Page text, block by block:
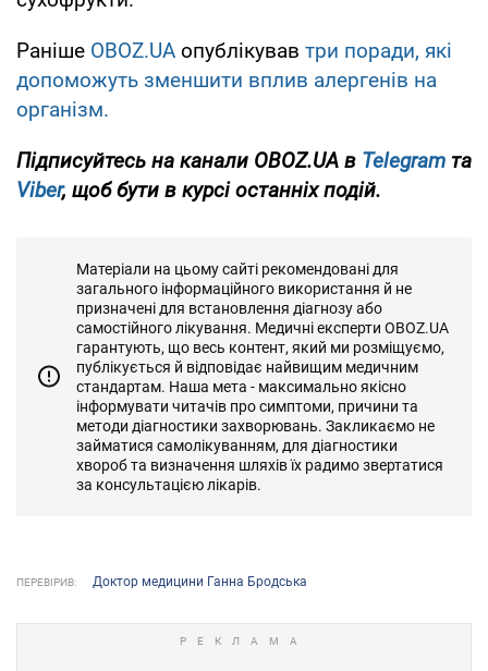
Раніше OBOZ.UA опублікував три поради, які
допоможуть зменшити вплив алергенів на
організм.
Підписуйтесь на канали OBOZ.UA в Telegram та
Viber, щоб бути в курсі останніх подій.
Матеріали на цьому сайті рекомендовані для
загального інформаційного використання й не
призначені для встановлення діагнозу або
самостійного лікування. Медичні експерти OBOZ.UA
гарантують, що весь контент, який ми розміщуємо,
публікується й відповідає найвищим медичним
стандартам. Наша мета - максимально якісно
інформувати читачів про симптоми, причини та
методи діагностики захворювань. Закликаємо не
займатися самолікуванням, для діагностики
хвороб та визначення шляхів їх радимо звертатися
за консультацією лікарів.
ПЕРЕВІРИВ: Доктор медицини Ганна Бродська